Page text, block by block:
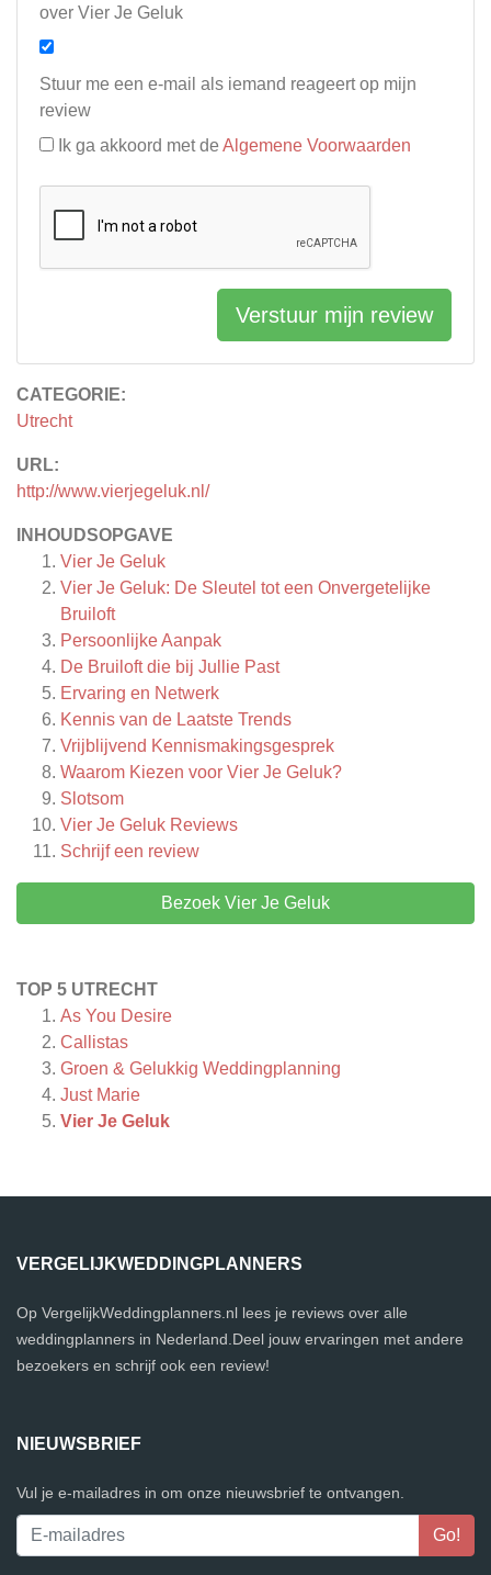
CATEGORIE:
Utrecht
URL:
http://www.vierjegeluk.nl/
INHOUDSOPGAVE
Vier Je Geluk
Vier Je Geluk: De Sleutel tot een Onvergetelijke
Bruiloft
Persoonlijke Aanpak
De Bruiloft die bij Jullie Past
Ervaring en Netwerk
Kennis van de Laatste Trends
Vrijblijvend Kennismakingsgesprek
Waarom Kiezen voor Vier Je Geluk?
Slotsom
Vier Je Geluk Reviews
Schrijf een review
Bezoek Vier Je Geluk
TOP 5 UTRECHT
As You Desire
Callistas
Groen & Gelukkig Weddingplanning
Just Marie
Vier Je Geluk
over Vier Je Geluk
Stuur me een e-mail als iemand reageert op mijn
review
Ik ga akkoord met de Algemene Voorwaarden
Verstuur mijn review
VERGELIJKWEDDINGPLANNERS
Op VergelijkWeddingplanners.nl lees je reviews over alle
weddingplanners in Nederland.Deel jouw ervaringen met andere
bezoekers en schrijf ook een review!
NIEUWSBRIEF
Vul je e-mailadres in om onze nieuwsbrief te ontvangen.